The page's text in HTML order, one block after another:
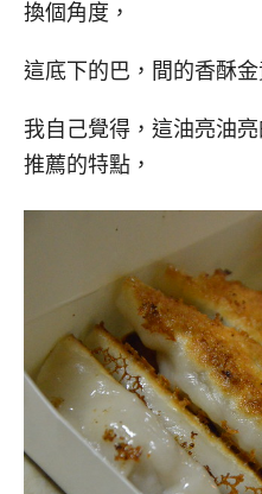
換個角度，
這底下的巴，間的香酥金
我自己覺得，這油亮油
推薦的特點，